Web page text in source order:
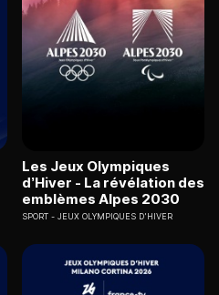
Les Jeux Olympiques
d’Hiver - La révélation des
emblèmes Alpes 2030
SPORT JEUX OLYMPIQUES D'HIVER